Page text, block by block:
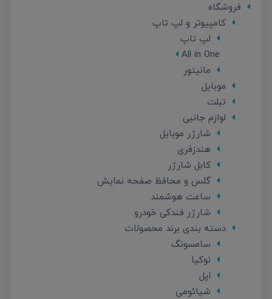
فروشگاه
کامپیوتر و لپ تاپ
لپ تاپ
All in One
مانیتور
موبایل
تبلت
لوازم جانبی
شارژر موبایل
هندزفری
کابل شارژر
گلس و محافظ صفحه نمایش
ساعت هوشمند
شارژر فندکی خودرو
دسته بندی برند محصولات
سامسونگ
نوکیا
اپل
شیائومی